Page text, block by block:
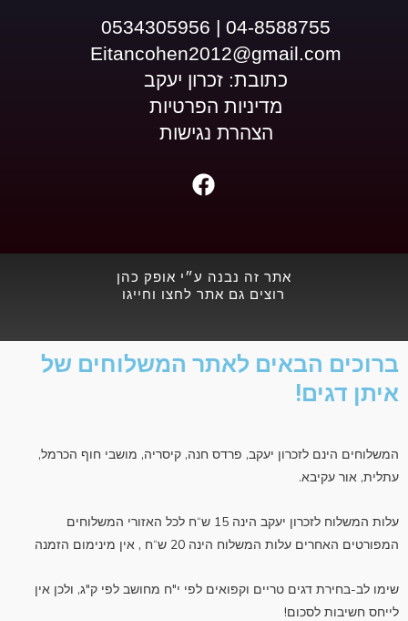
04-8588755 | 0534305956
Eitancohen2012@gmail.com
כתובת: זכרון יעקב
מדיניות הפרטיות
הצהרת נגישות
b
o
o
אתר זה נבנה ע״י אופק כהן
רוצים גם אתר לחצו וחייגו
ברוכים הבאים לאתר המשלוחים של
איתן דגים!
המשלוחים הינם לזכרון יעקב, פרדס חנה, קיסריה, מושבי חוף הכרמל,
עתלית, אור עקיבא.
עלות המשלוח לזכרון יעקב הינה 15 ש“ח לכל האזורי המשלוחים
המפורטים האחרים עלות המשלוח הינה 20 ש“ח , אין מינימום הזמנה
שימו לב-בחירת דגים טריים וקפואים לפי י"ח מחושב לפי ק"ג, ולכן אין
לייחס חשיבות לסכום!